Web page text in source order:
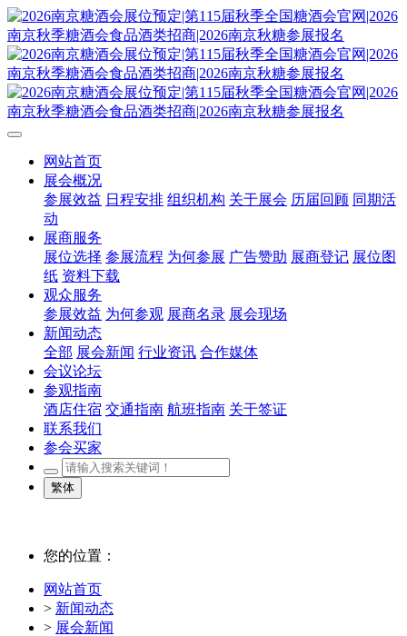
网站首页
展会概况
参展效益 日程安排 组织机构 关于展会 历届回顾 同期活
动
展商服务
展位选择 参展流程 为何参展 广告赞助 展商登记 展位图
纸 资料下载
观众服务
参展效益 为何参观 展商名录 展会现场
新闻动态
全部 展会新闻 行业资讯 合作媒体
会议论坛
参观指南
酒店住宿 交通指南 航班指南 关于签证
联系我们
参会买家
繁体
您的位置：
网站首页
> 新闻动态
> 展会新闻